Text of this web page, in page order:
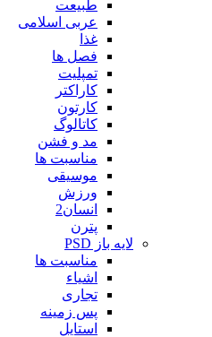
طبیعت
عربی اسلامی
غذا
فصل ها
تمپلیت
کاراکتر
کارتون
کاتالوگ
مد و فشن
مناسبت ها
موسیقی
ورزش
انسان2
پترن
لایه باز PSD
مناسبت ها
اشیاء
تجاری
پس زمینه
استایل